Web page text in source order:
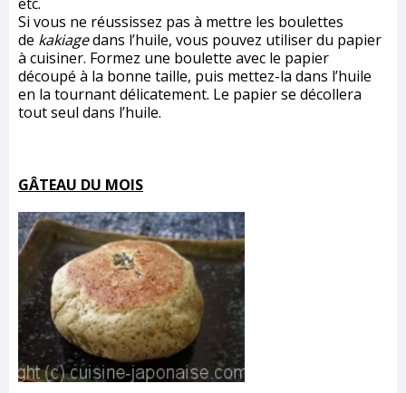
Si vous ne réussissez pas à mettre les boulettes
de kakiagedans l’huile, vous pouvez utiliser du papier
à cuisiner. Formez une boulette avec le papier
découpé à la bonne taille, puis mettez-la dans l’huile
en la tournant délicatement. Le papier se décollera
tout seul dans l’huile.
GÂTEAU DU MOIS